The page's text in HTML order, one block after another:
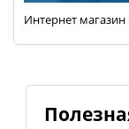
Интернет